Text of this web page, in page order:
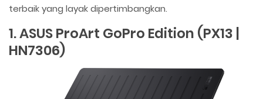
terbaik yang layak dipertimbangkan.
1. ASUS ProArt GoPro Edition (PX13 |
HN7306)